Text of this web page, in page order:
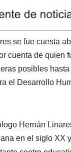
se fue cuesta
cuenta de quien
posibles
el Desarrollo
Hernán
en el siglo XX